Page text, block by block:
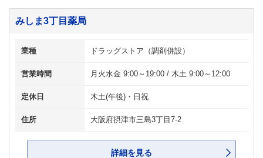
みしま3丁目薬局
業種 ドラッグストア（調剤併設）
営業時間 月火水金 9:00～19:00 / 木土 9:00～12:00
定休日 木土(午後)・日祝
住所 大阪府摂津市三島3丁目7-2
詳細を見る